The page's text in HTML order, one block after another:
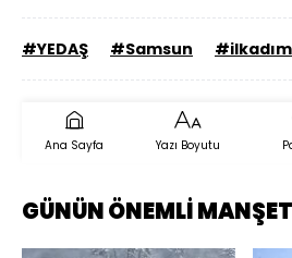
#YEDAŞ #Samsun #ilkadım
Ana Sayfa Yazı Boyutu
GÜNÜN ÖNEMLİ